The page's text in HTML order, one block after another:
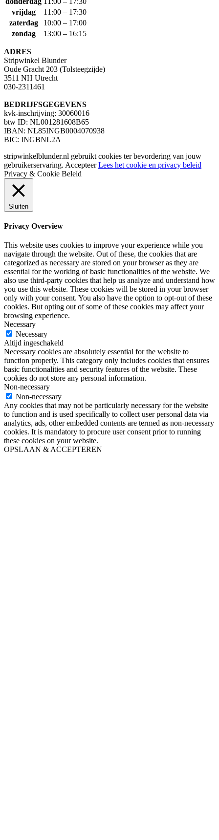
vrijdag
11:00 – 17:30
zaterdag
10:00 – 17:00
zondag
13:00 – 16:15
ADRES
Stripwinkel Blunder
Oude Gracht 203 (Tolsteegzijde)
3511 NH Utrecht
030-2311461
BEDRIJFSGEGEVENS
kvk-inschrijving: 30060016
btw ID: NL001281608B65
IBAN: NL85INGB0004070938
BIC: INGBNL2A
stripwinkelblunder.nl gebruikt cookies ter bevordering van jouw
gebruikerservaring. Accepteer Lees het cookie en privacy beleid
Privacy & Cookie Beleid
Sluiten
Privacy Overview
This website uses cookies to improve your experience while you
navigate through the website. Out of these, the cookies that are
categorized as necessary are stored on your browser as they are
essential for the working of basic functionalities of the website. We
also use third-party cookies that help us analyze and understand how
you use this website. These cookies will be stored in your browser
only with your consent. You also have the option to opt-out of these
cookies. But opting out of some of these cookies may affect your
browsing experience.
Necessary
Necessary
Altijd ingeschakeld
Necessary cookies are absolutely essential for the website to
function properly. This category only includes cookies that ensures
basic functionalities and security features of the website. These
cookies do not store any personal information.
Non-necessary
Non-necessary
Any cookies that may not be particularly necessary for the website
to function and is used specifically to collect user personal data via
analytics, ads, other embedded contents are termed as non-necessary
cookies. It is mandatory to procure user consent prior to running
these cookies on your website.
OPSLAAN & ACCEPTEREN